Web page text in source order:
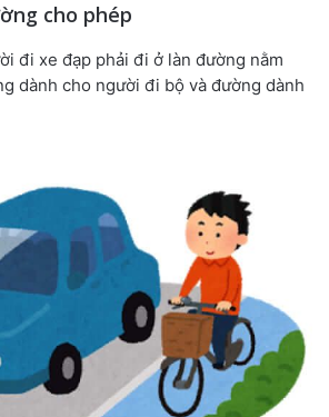
cho phép
đi xe đạp phải đi ở làn đường nằm
dành cho người đi bộ và đường dành